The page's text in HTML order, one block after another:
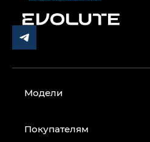
Модели
Покупателям